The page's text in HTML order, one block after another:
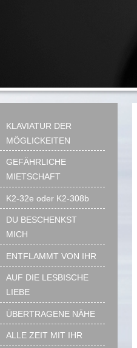
KLAVIATUR DER
MÖGLICKEITEN
GEFÄHRLICHE
MIETSCHAFT
K2-32e oder K2-308b
DU BESCHENKST
MICH
ENTFLAMMT VON IHR
AUF DIE LESBISCHE
LIEBE
ÜBERTRAGENE NÄHE
ALLE ZEIT MIT IHR